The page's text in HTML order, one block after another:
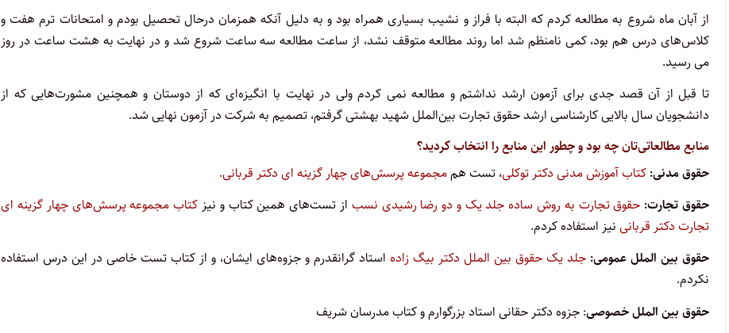
از آبان ماه شروع به مطالعه کردم که البته با فراز و نشیب بسیاری همراه بود و به دلیل آنکه همزمان درحال تحصیل بودم و امتحانات ترم هفت و
کلاس‌های درس هم بود، کمی نامنظم شد اما روند مطالعه متوقف نشد، از ساعت مطالعه سه ساعت شروع شد و در نهایت به هشت ساعت در روز
می رسید.
تا قبل از آن قصد جدی برای آزمون ارشد نداشتم و مطالعه نمی کردم ولی در نهایت با انگیزه‌ای که از دوستان و همچنین مشورت‌هایی که از
دانشجویان سال بالایی کارشناسی ارشد حقوق تجارت بین‌الملل شهید بهشتی گرفتم، تصمیم به شرکت در آزمون نهایی شد.
منابع مطالعاتی‌تان چه بود و چطور این منابع را انتخاب کردید؟
حقوق مدنی: کتاب آموزش مدنی دکتر توکلی، تست هممجموعه پرسش‌های چهار گزینه ای دکتر قربانی.
حقوق تجارت: حقوق تجارت به روش ساده جلد یک و دو رضا رشیدی نسب از تست‌های همین کتاب و نیز کتاب مجموعه پرسش‌های چهار گزینه ای
تجارت دکتر قربانی نیز استفاده کردم.
حقوق بین الملل عمومی: جلد یک حقوق بین الملل دکتر بیگ زاده استاد گرانقدرم و جزوه‌های ایشان، و از کتاب تست خاصی در این درس استفاده
نکردم.
حقوق بین الملل خصوصی: جزوه دکتر حقانی استاد بزرگوارم و کتاب مدرسان شریف